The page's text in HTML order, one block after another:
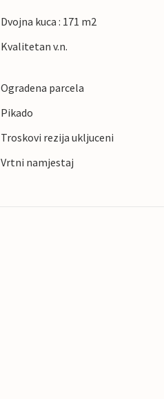
Dvojna kuca : 171 m2
Kvalitetan v.n.
Ogradena parcela
Pikado
Troskovi rezija ukljuceni
Vrtni namjestaj